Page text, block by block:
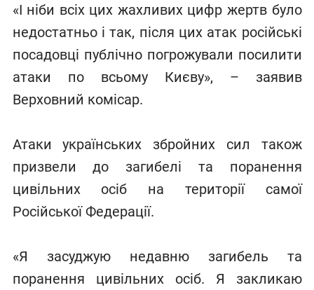
«І ніби всіх цих жахливих цифр жертв було
недостатньо і так, після цих атак російські
посадовці публічно погрожували посилити
атаки по всьому Києву», – заявив
Верховний комісар.
Атаки українських збройних сил також
призвели до загибелі та поранення
цивільних осіб на території самої
Російської Федерації.
«Я засуджую недавню загибель та
поранення цивільних осіб. Я закликаю